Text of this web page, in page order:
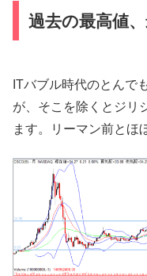
過去の最高値
ITバブル時代のとんで
が、そこを除くとジリ
ます。リーマン前とほ